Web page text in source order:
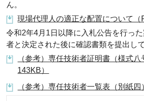
ん。
現場代理人の適正な配置について（
令和2年4月1日以降に入札公告を行っ
者と決定された後に確認書類を提出し
（参考）専任技術者証明書（様式八
143KB）
（参考）専任技術者一覧表（別紙四